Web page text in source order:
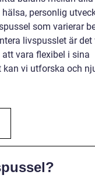
personlig
som varierar
livspusslet är
vara flexibel i sina
kan vi utforska och